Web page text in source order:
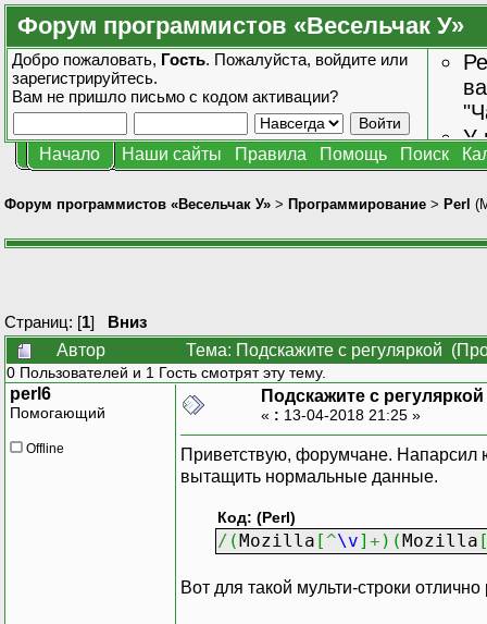
Форум программистов «Весельчак У»
Добро пожаловать, Гость. Пожалуйста, войдите или
зарегистрируйтесь.
Вам не пришло письмо с кодом активации?
У
Начало Наши сайты Правила Помощь Поиск
Форум программистов «Весельчак У» > Программирование > Perl
Страниц: [1] Вниз
Автор
Тема: Подскажите с регуляркой
0 Пользователей и 1 Гость смотрят эту тему.
perl6
Помогающий
Offline
Подскажите с регуляркой
« : 13-04-2018 21:25 »
Приветствую, форумчане. Напарсил
вытащить нормальные данные.
Код: (Perl)
/ (Mozilla [ ^\v] + ) (Mozilla
Вот для такой мульти-строки отлично